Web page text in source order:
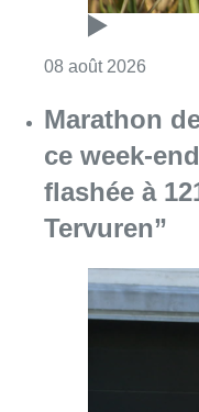
08 août 2026
Marathon
ce week-
flashée à
Tervuren”